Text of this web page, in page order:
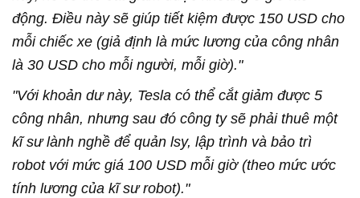
động. Điều này sẽ giúp tiết kiệm được 150 USD cho
mỗi chiếc xe (giả định là mức lương của công nhân
là 30 USD cho mỗi người, mỗi giờ)."
"Với khoản dư này, Tesla có thể cắt giảm được 5
công nhân, nhưng sau đó công ty sẽ phải thuê một
kĩ sư lành nghề để quản lsy, lập trình và bảo trì
robot với mức giá 100 USD mỗi giờ (theo mức ước
tính lương của kĩ sư robot)."